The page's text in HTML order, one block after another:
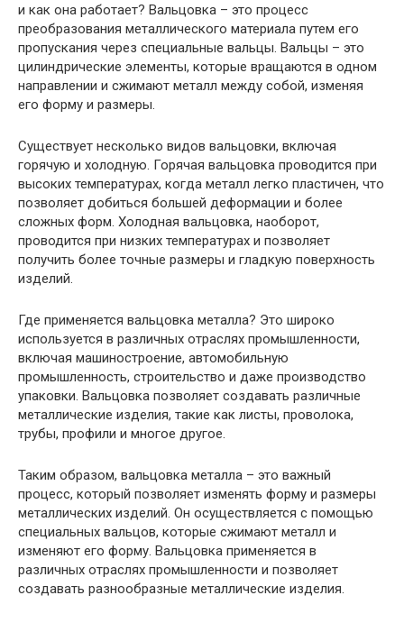
и как она работает? Вальцовка – это процесс
преобразования металлического материала путем его
пропускания через специальные вальцы. Вальцы – это
цилиндрические элементы, которые вращаются в одном
направлении и сжимают металл между собой, изменяя
его форму и размеры.
Существует несколько видов вальцовки, включая
горячую и холодную. Горячая вальцовка проводится при
высоких температурах, когда металл легко пластичен, что
позволяет добиться большей деформации и более
сложных форм. Холодная вальцовка, наоборот,
проводится при низких температурах и позволяет
получить более точные размеры и гладкую поверхность
изделий.
Где применяется вальцовка металла? Это широко
используется в различных отраслях промышленности,
включая машиностроение, автомобильную
промышленность, строительство и даже производство
упаковки. Вальцовка позволяет создавать различные
металлические изделия, такие как листы, проволока,
трубы, профили и многое другое.
Таким образом, вальцовка металла – это важный
процесс, который позволяет изменять форму и размеры
металлических изделий. Он осуществляется с помощью
специальных вальцов, которые сжимают металл и
изменяют его форму. Вальцовка применяется в
различных отраслях промышленности и позволяет
создавать разнообразные металлические изделия.